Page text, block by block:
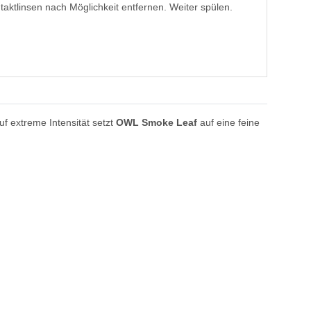
nach Möglichkeit entfernen. Weiter spülen.
extreme Intensität setzt OWL Smoke Leaf auf eine feine